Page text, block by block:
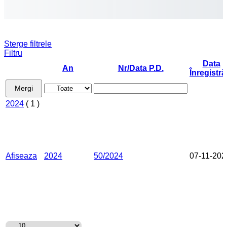
Sterge filtrele
Filtru
An
Nr/Data P.D.
Data
Mergi
2024 ( 1 )
Afiseaza 2024 50/2024 07-11-